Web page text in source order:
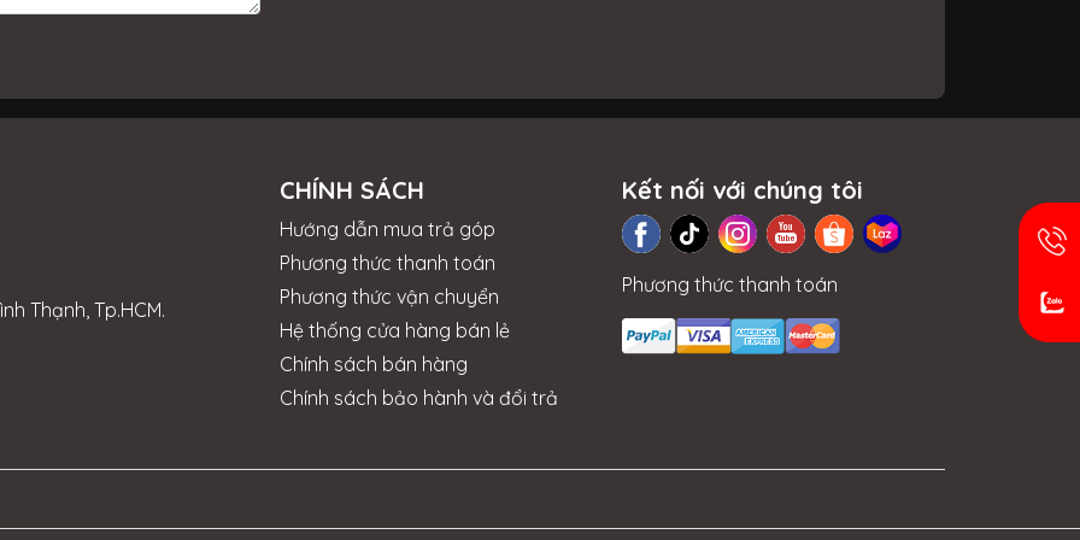
Thạnh, Tp.HCM.
CHÍNH SÁCH
Hướng dẫn mua trả góp
Phương thức thanh toán
Phương thức vận chuyển
Hệ thống cửa hàng bán lẻ
Chính sách bán hàng
Chính sách bảo hành và đổi trả
Kết nối với chúng tôi
Phương thức thanh toán